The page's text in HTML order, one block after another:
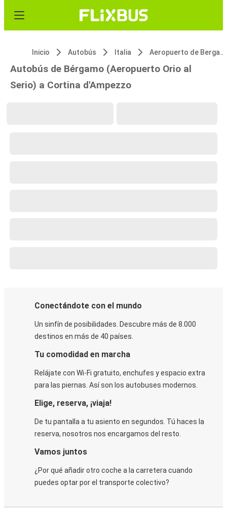
Inicio Autobús Italia Aeropuerto de Bergamo Orio al Serio
Autobús de Bérgamo (Aeropuerto Orio al
Serio) a Cortina d'Ampezzo
Conectándote con el mundo
Un sinfín de posibilidades. Descubre más de 8.000
destinos en más de 40 países.
Tu comodidad en marcha
Relájate con Wi-Fi gratuito, enchufes y espacio extra
para las piernas. Así son los autobuses modernos.
Elige, reserva, ¡viaja!
De tu pantalla a tu asiento en segundos. Tú haces la
reserva, nosotros nos encargamos del resto.
Vamos juntos
¿Por qué añadir otro coche a la carretera cuando
puedes optar por el transporte colectivo?